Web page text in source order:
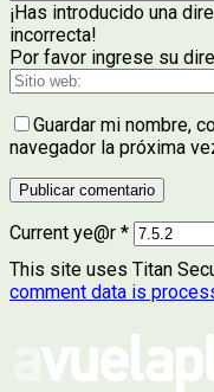
¡Has introducido una
incorrecta!
Por favor ingrese su
Guardar mi nombre,
navegador la próxima
Current ye@r *
This site uses Titan
comment data is